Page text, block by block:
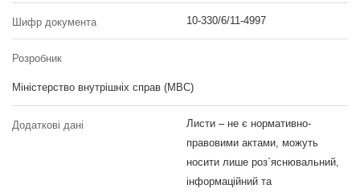
Шифр документа 10-330/6/11-4997
Розробник
Міністерство внутрішніх справ (МВС)
Додаткові дані
Листи – не є нормативно-
правовими актами, можуть
носити лише роз`яснювальний,
інформаційний та